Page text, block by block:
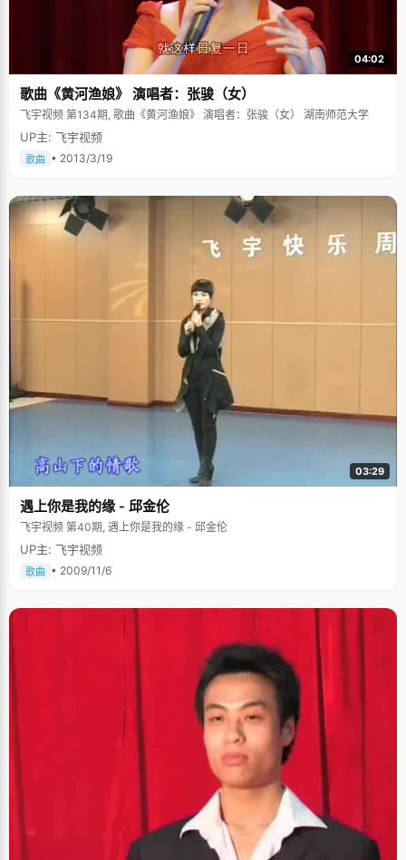
04:02
歌曲《黄河渔娘》 演唱者：张骏（女）
飞宇视频 第134期, 歌曲《黄河渔娘》 演唱者：张骏（女） 湖南师范大学
UP主: 飞宇视频
歌曲 • 2013/3/19
03:29
遇上你是我的缘 - 邱金伦
飞宇视频 第40期, 遇上你是我的缘 - 邱金伦
UP主: 飞宇视频
歌曲 • 2009/11/6